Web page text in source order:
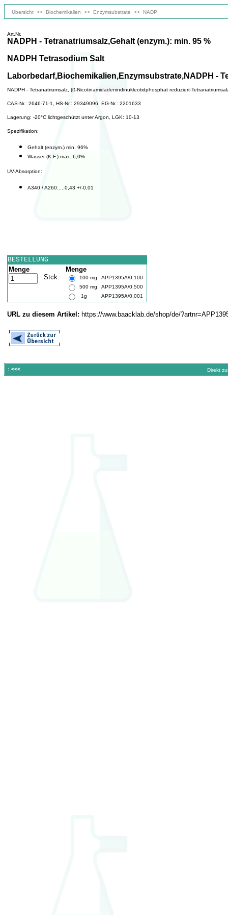
Übersicht >> Biochemikalien >> Enzymsubstrate >> NADP
Art.Nr.
NADPH - Tetranatriumsalz,Gehalt (enzym.): min. 95 %
NADPH Tetrasodium Salt
Laborbedarf,Biochemikalien,Enzymsubstrate,NADPH -
NADPH - Tetranatriumsalz, (ß-Nicotinamidadenindinukleotidphosphat reduziert-
CAS-Nr.: 2646-71-1, HS-Nr.: 29349096, EG-Nr.: 2201633
Lagerung: -20°C lichtgeschützt unter Argon, LGK: 10-13
Spezifikation:
Gehalt (enzym.) min. 96%
Wasser (K.F.) max. 6,0%
UV-Absorption:
A340 / A260.....0,43 +/-0,01
BESTELLUNG
Menge
Stck.
Menge
100 mg
APP1395A/0.100
500 mg
APP1395A/0.500
1g
APP1395A/0.001
URL zu diesem Artikel: https://www.baacklab.de/shop/de/
Direkt